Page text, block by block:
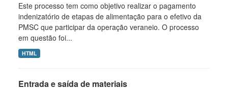
Este processo tem como objetivo realizar o pagamento
indenizatório de etapas de alimentação para o efetivo da
PMSC que participar da operação veraneio. O processo
em questão foi...
HTML
Entrada e saída de materiais